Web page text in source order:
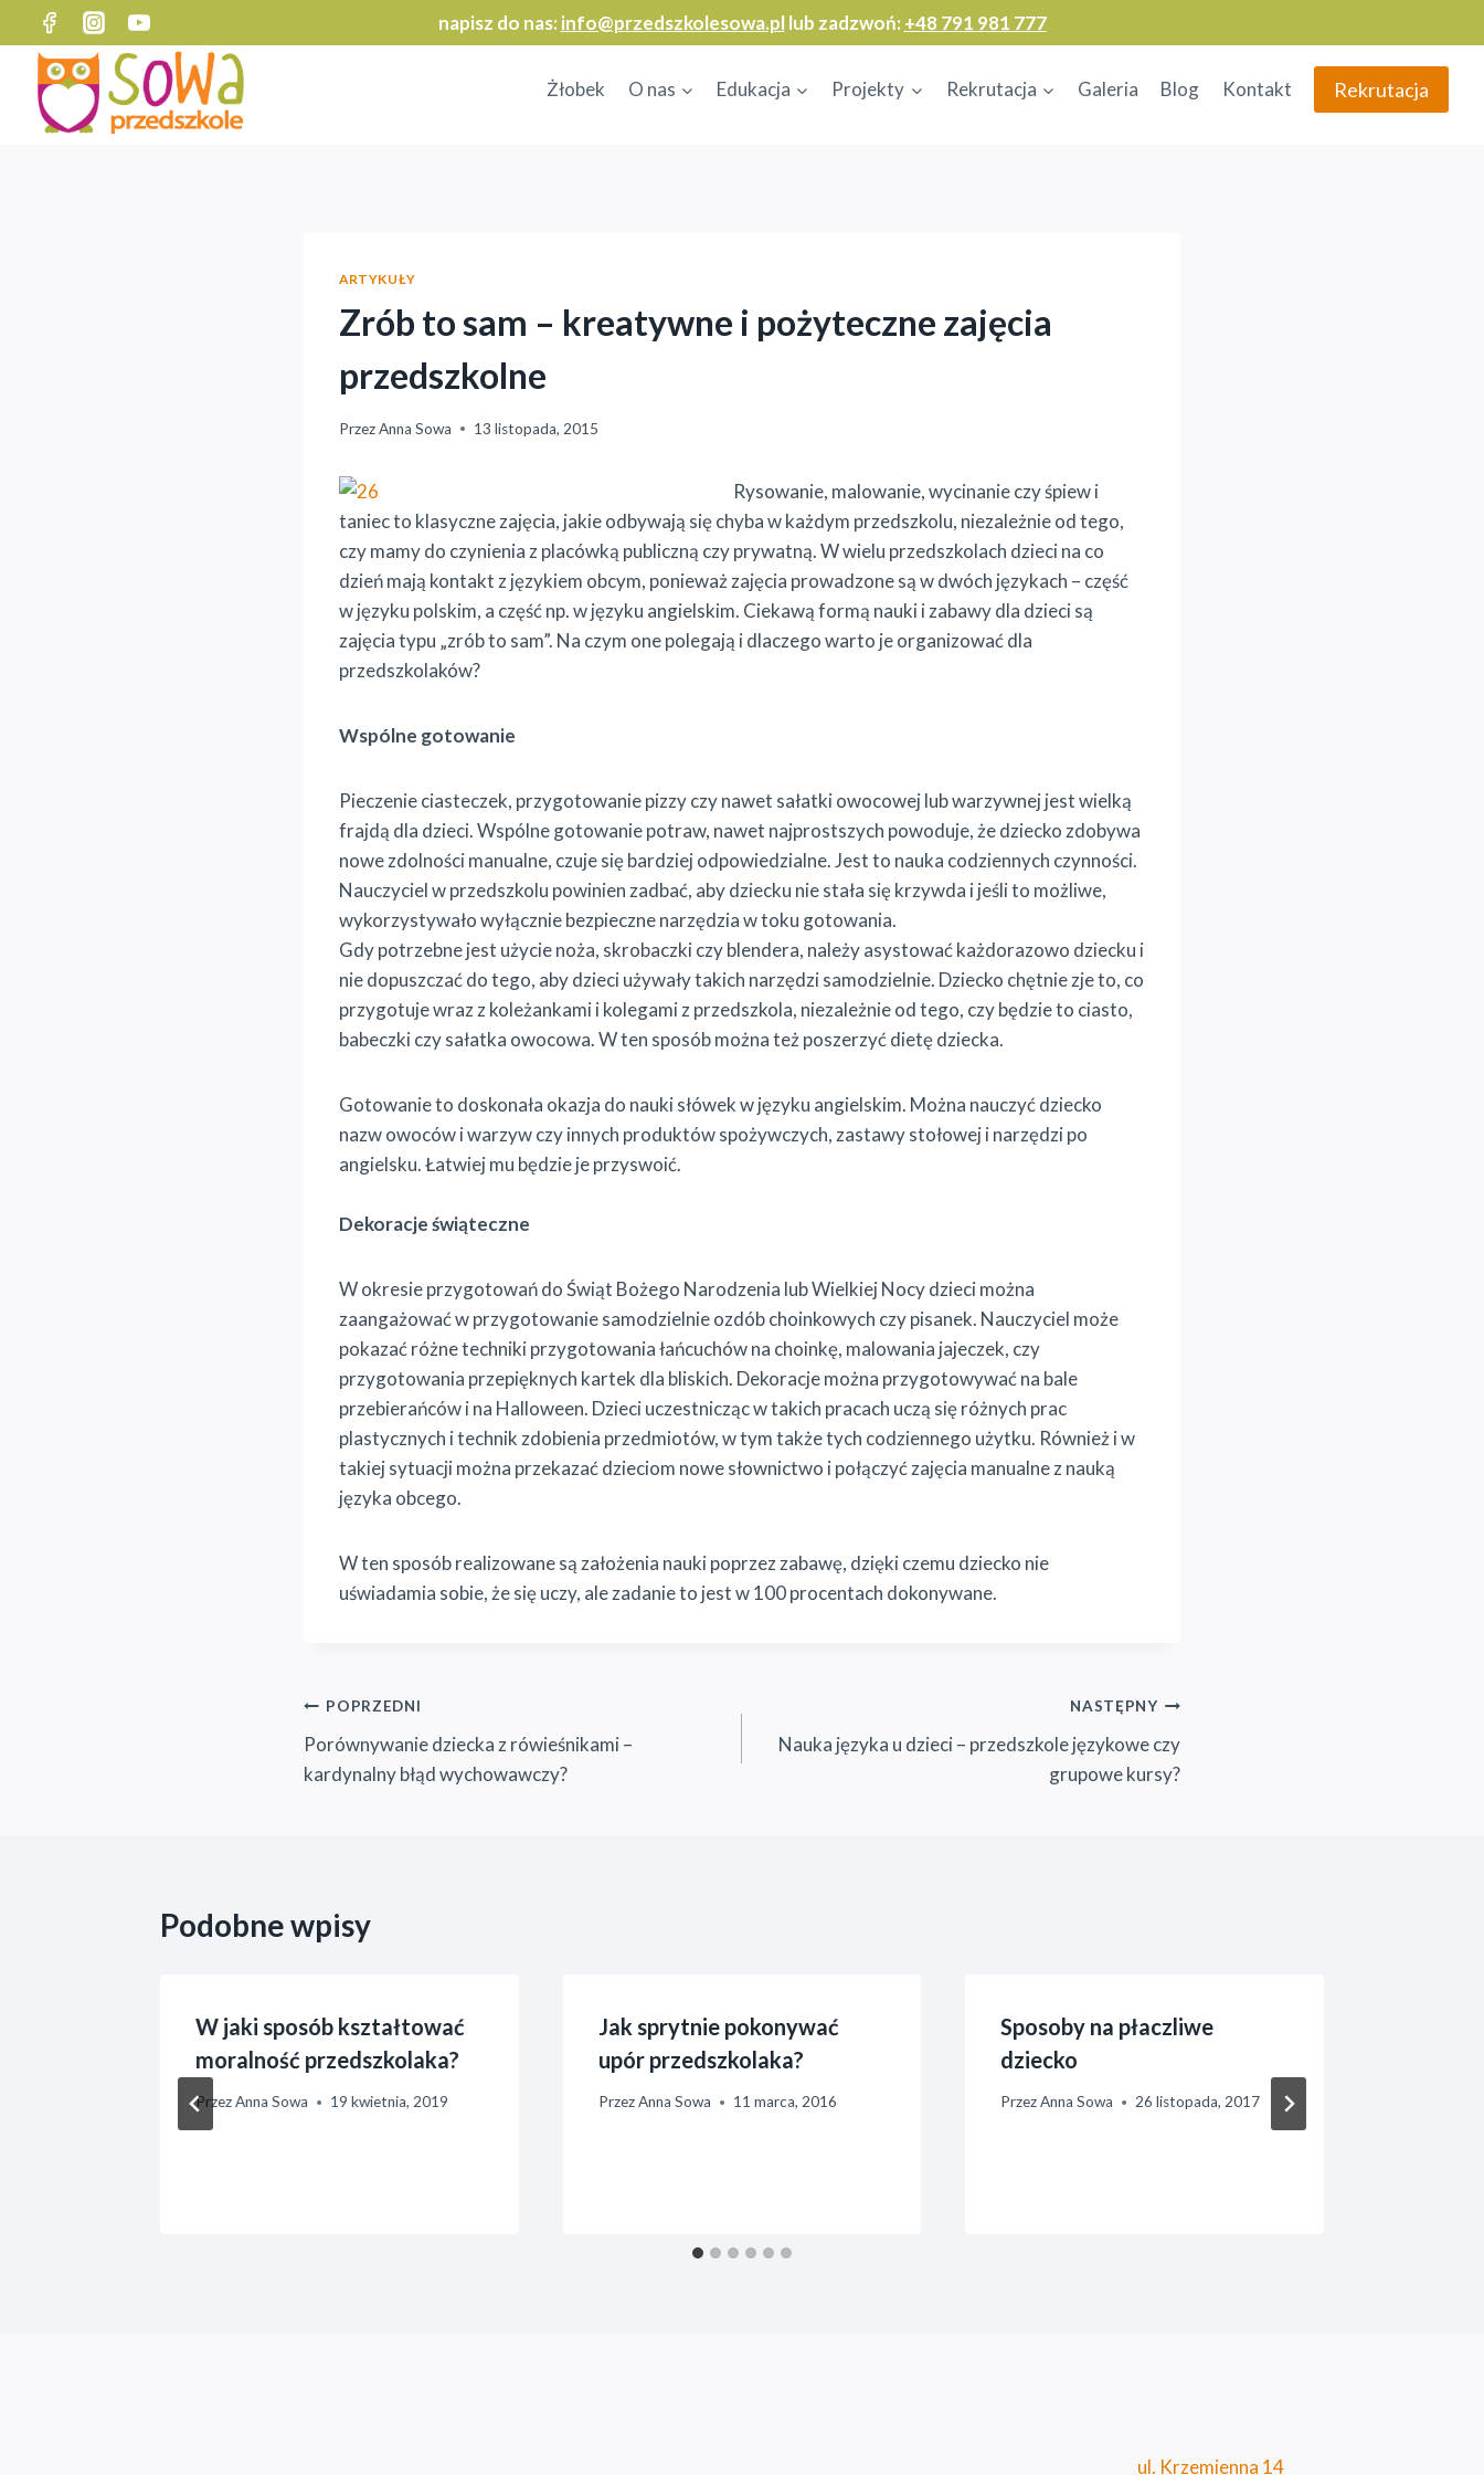
Przejdź
do
treści
napisz do nas: info@przedszkolesowa.pllub zadzwoń: +48 791 981 777
Żłobek O nas Edukacja Projekty Rekrutacja Galeria Blog Kontakt Rekrutacja
ARTYKUŁY
Zrób to sam – kreatywne i pożyteczne zajęcia
przedszkolne
PrzezAnna Sowa 13 listopada, 2015
Rysowanie, malowanie, wycinanie czy śpiew i
taniec to klasyczne zajęcia, jakie odbywają się chyba w każdym przedszkolu, niezależnie od tego,
czy mamy do czynienia z placówką publiczną czy prywatną. W wielu przedszkolach dzieci na co
dzień mają kontakt z językiem obcym, ponieważ zajęcia prowadzone są w dwóch językach – część
w języku polskim, a część np. w języku angielskim. Ciekawą formą nauki i zabawy dla dzieci są
zajęcia typu „zrób to sam”. Na czym one polegają i dlaczego warto je organizować dla
przedszkolaków?
Wspólne gotowanie
Pieczenie ciasteczek, przygotowanie pizzy czy nawet sałatki owocowej lub warzywnej jest wielką
frajdą dla dzieci. Wspólne gotowanie potraw, nawet najprostszych powoduje, że dziecko zdobywa
nowe zdolności manualne, czuje się bardziej odpowiedzialne. Jest to nauka codziennych czynności.
Nauczyciel w przedszkolu powinien zadbać, aby dziecku nie stała się krzywda i jeśli to możliwe,
wykorzystywało wyłącznie bezpieczne narzędzia w toku gotowania.
Gdy potrzebne jest użycie noża, skrobaczki czy blendera, należy asystować każdorazowo dziecku i
nie dopuszczać do tego, aby dzieci używały takich narzędzi samodzielnie. Dziecko chętnie zje to, co
przygotuje wraz z koleżankami i kolegami z przedszkola, niezależnie od tego, czy będzie to ciasto,
babeczki czy sałatka owocowa. W ten sposób można też poszerzyć dietę dziecka.
Gotowanie to doskonała okazja do nauki słówek w języku angielskim. Można nauczyć dziecko
nazw owoców i warzyw czy innych produktów spożywczych, zastawy stołowej i narzędzi po
angielsku. Łatwiej mu będzie je przyswoić.
Dekoracje świąteczne
W okresie przygotowań do Świąt Bożego Narodzenia lub Wielkiej Nocy dzieci można
zaangażować w przygotowanie samodzielnie ozdób choinkowych czy pisanek. Nauczyciel może
pokazać różne techniki przygotowania łańcuchów na choinkę, malowania jajeczek, czy
przygotowania przepięknych kartek dla bliskich. Dekoracje można przygotowywać na bale
przebierańców i na Halloween. Dzieci uczestnicząc w takich pracach uczą się różnych prac
plastycznych i technik zdobienia przedmiotów, w tym także tych codziennego użytku. Również i w
takiej sytuacji można przekazać dzieciom nowe słownictwo i połączyć zajęcia manualne z nauką
języka obcego.
W ten sposób realizowane są założenia nauki poprzez zabawę, dzięki czemu dziecko nie
uświadamia sobie, że się uczy, ale zadanie to jest w 100 procentach dokonywane.
Nawigacja
wpisu
POPRZEDNI
Porównywanie dziecka z rówieśnikami –
kardynalny błąd wychowawczy?
NASTĘPNY
Nauka języka u dzieci – przedszkole językowe czy
grupowe kursy?
Podobne wpisy
W jaki sposób kształtować
moralność przedszkolaka?
PrzezAnna Sowa 19 kwietnia, 2019
Jak sprytnie pokonywać
upór przedszkolaka?
Przez Anna Sowa 11 marca, 2016
Sposoby na płaczliwe
dziecko
Przez Anna Sowa 26 listopada, 2017
ul. Krzemienna 14